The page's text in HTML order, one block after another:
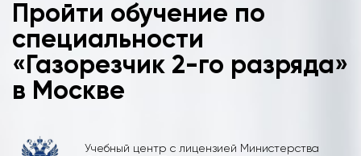
Пройти обучение по
специальности
«Газорезчик 2-го разряда»
в Москве
Учебный центр с лицензией Министерства